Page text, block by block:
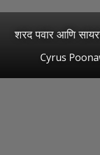
शरद पवार आणि
Cyrus